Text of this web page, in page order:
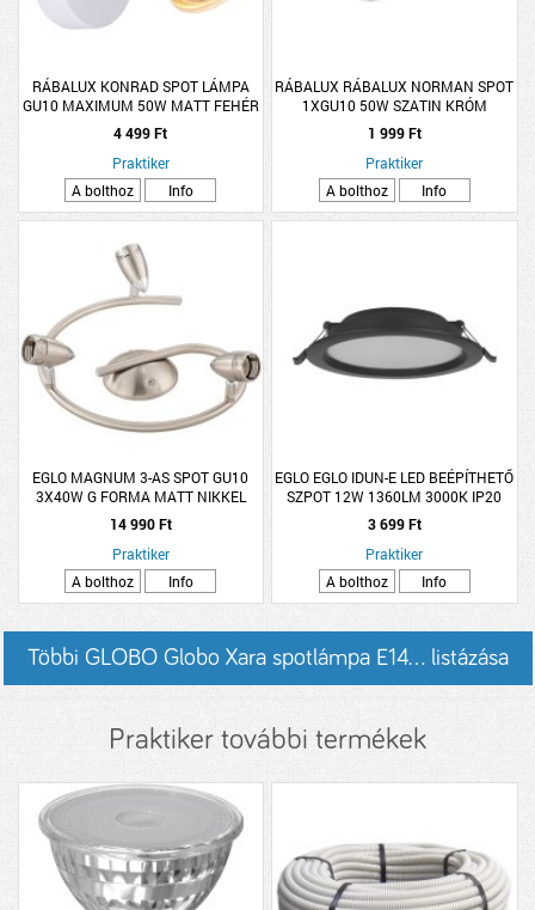
RÁBALUX KONRAD SPOT LÁMPA
GU10 MAXIMUM 50W MATT FEHÉR
4 499 Ft
Praktiker
A bolthoz
Info
RÁBALUX RÁBALUX NORMAN SPOT
1XGU10 50W SZATIN KRÓM
FÉNYFORRÁS NÉLKÜL
1 999 Ft
Praktiker
A bolthoz
Info
EGLO MAGNUM 3-AS SPOT GU10
3X40W G FORMA MATT NIKKEL
FÉNYFORRÁS NÉLKÜL (CSAK
ENTAK/LED)
14 990 Ft
Praktiker
A bolthoz
Info
EGLO EGLO IDUN-E LED BEÉPÍTHETŐ
SZPOT 12W 1360LM 3000K IP20
16,6CM FEKETE
3 699 Ft
Praktiker
A bolthoz
Info
Többi GLOBO Globo Xara spotlámpa E14... listázása
Praktiker további termékek